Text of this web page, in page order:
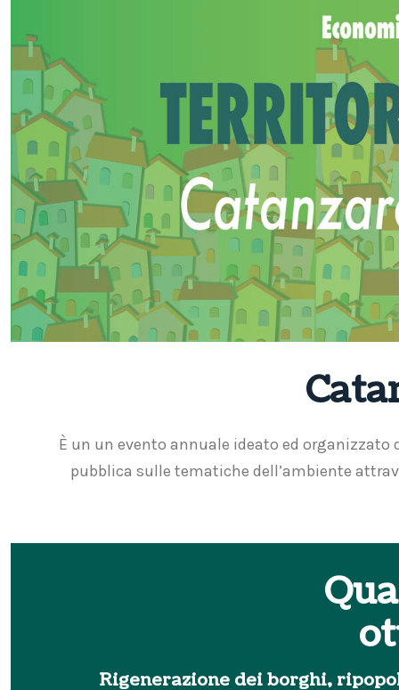
È un un evento annuale ideato ed organizzato
pubblica sulle tematiche dell’ambiente
Rigenerazione dei borghi,